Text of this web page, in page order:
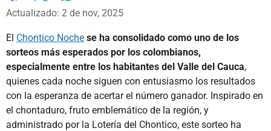
Facebook
X
Actualizado: 2 de nov, 2025
El Chontico Noche se ha consolidado como uno de los
sorteos más esperados por los colombianos,
especialmente entre los habitantes del Valle del Cauca,
quienes cada noche siguen con entusiasmo los resultados
con la esperanza de acertar el número ganador. Inspirado en
el chontaduro, fruto emblemático de la región, y
administrado por la Lotería del Chontico, este sorteo ha